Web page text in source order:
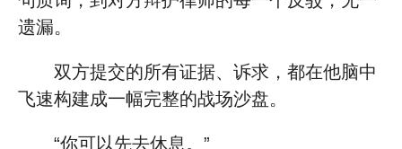
遗漏。
双方提交的所有证据、诉求，都在他脑中
飞速构建成一幅完整的战场沙盘。
“你可以先去休息。”